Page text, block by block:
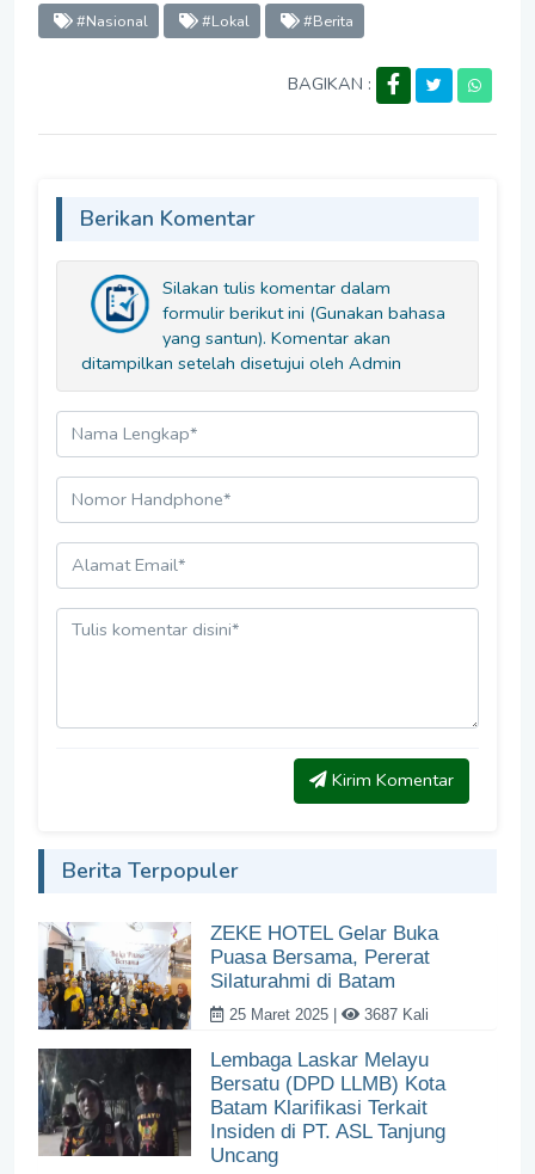
#Nasional #Lokal #Berita
BAGIKAN :
Berikan Komentar
Silakan tulis komentar dalam
formulir berikut ini (Gunakan bahasa
yang santun). Komentar akan
ditampilkan setelah disetujui oleh Admin
Kirim Komentar
Berita Terpopuler
ZEKE HOTEL Gelar Buka
Puasa Bersama, Pererat
Silaturahmi di Batam
25 Maret 2025 | 3687 Kali
Lembaga Laskar Melayu
Bersatu (DPD LLMB) Kota
Batam Klarifikasi Terkait
Insiden di PT. ASL Tanjung
Uncang